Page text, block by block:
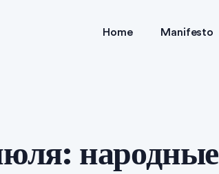
Home Manifesto
народные